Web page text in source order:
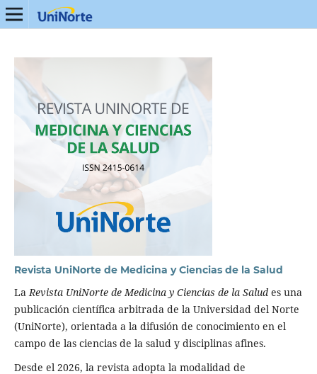
Revista UniNorte de Medicina y Ciencias de la Salud
LaRevista UniNorte de Medicina y Ciencias de la Saludes una
publicación científica arbitrada de la Universidad del Norte
(UniNorte), orientada a la difusión de conocimiento en el
campo de las ciencias de la salud y disciplinas afines.
Desde el 2026, la revista adopta la modalidad de